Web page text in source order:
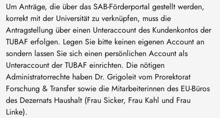
Um Anträge, die über das SAB-Förderportal gestellt werden,
korrekt mit der Universität zu verknüpfen, muss die
Antragstellung über einen Unteraccount des Kundenkontos der
TUBAF erfolgen. Legen Sie bitte keinen eigenen Account an
sondern lassen Sie sich einen persönlichen Account als
Unteraccount der TUBAF einrichten. Die nötigen
Administratorrechte haben Dr. Grigoleit vom Prorektorat
Forschung & Transfer sowie die Mitarbeiterinnen des EU-Büros
des Dezernats Haushalt (Frau Sicker, Frau Kahl und Frau
Linke).